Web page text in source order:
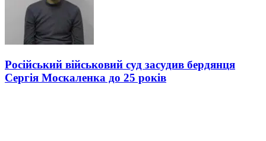
Російський військовий суд засудив бердянця
Сергія Москаленка до 25 років